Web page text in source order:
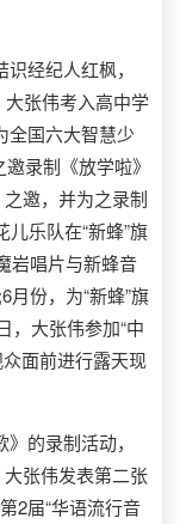
经纪人红枫，
大张伟考入高中学
全国六大智慧少
录制《放学啦》
邀，并为之录制
乐队在“新蜂”旗
岩唱片与新蜂音
份，为“新蜂”旗
，大张伟参加“中
面前进行露天现
的录制活动，
张伟发表第二张
2届“华语流行音